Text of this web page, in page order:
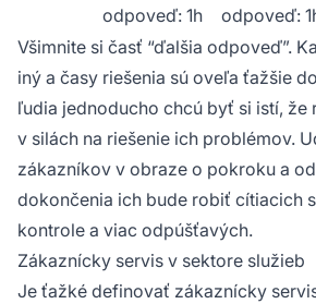
odpoveď: 1h
odpoveď:
Všimnite si časť “ďalšia odpoveď”.
iný a časy riešenia sú oveľa ťažšie
ľudia jednoducho chcú byť si istí, že
v silách na riešenie ich problémov.
zákazníkov v obraze o pokroku a
dokončenia ich bude robiť cítiacich
kontrole a viac odpúšťavých.
Zákaznícky servis v sektore služieb
Je ťažké definovať zákaznícky